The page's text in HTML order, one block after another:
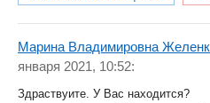
Марина Владимировна
января 2021, 10:52:
Здраствуите. У Вас находится?